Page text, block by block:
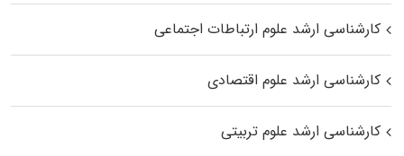
کارشناسی ارشد علوم ارتباطات اجتماعی
کارشناسی ارشد علوم اقتصادی
کارشناسی ارشد علوم تربیتی